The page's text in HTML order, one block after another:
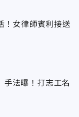
！女律師賓利接送
手法曝！打志工名